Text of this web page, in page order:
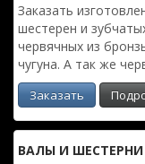
Заказать
шестерен и
червяч­ных из
чугуна. А так же
Заказать
ВАЛЫ И ШЕСТЕРНИ